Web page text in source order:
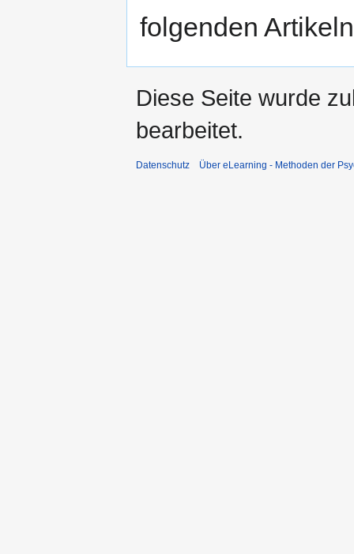
folgenden
Diese Seite wurde
bearbeitet.
Datenschutz Über eLearning - Methoden der